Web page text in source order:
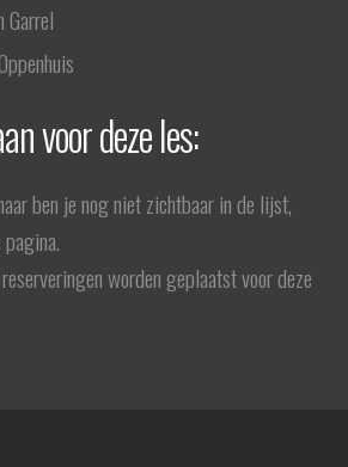
Garrel
voor deze les:
ben je nog niet zichtbaar in de lijst,
worden geplaatst voor deze